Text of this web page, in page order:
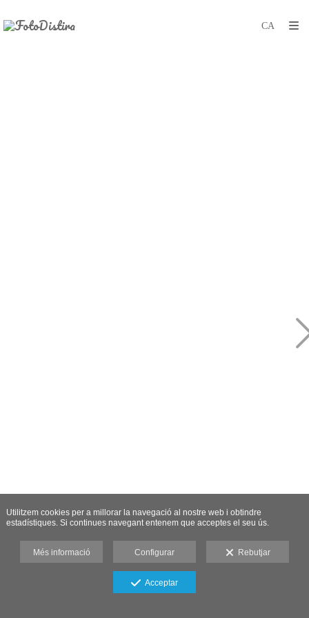
Utilitzem cookies per a millorar la navegació al nostre web i obtindre
estadístiques. Si continues navegant entenem que acceptes el seu ús.
Més informació Configurar Rebutjar
Acceptar